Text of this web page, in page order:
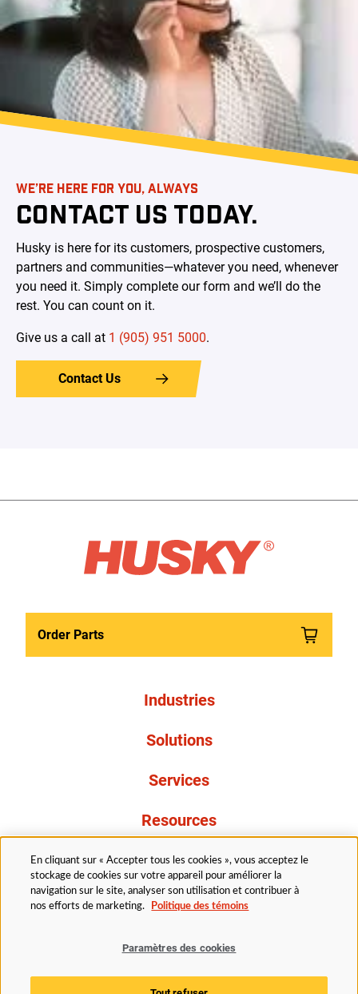
WE’RE HERE FOR YOU, ALWAYS
CONTACT US TODAY.
Husky is here for its customers, prospective customers,
partners and communities—whatever you need, whenever
you need it. Simply complete our form and we’ll do the
rest. You can count on it.
Give us a call at 1 (905) 951 5000.
Contact Us
Order Parts
Industries
Solutions
Services
Resources
À propos de nous
Légal Avis de confidentialité
Politique d’accessibilité
En cliquant sur « Accepter tous les cookies », vous acceptez le
stockage de cookies sur votre appareil pour améliorer la
navigation sur le site, analyser son utilisation et contribuer à
nos efforts de marketing.
Politique des témoins
Paramètres des cookies